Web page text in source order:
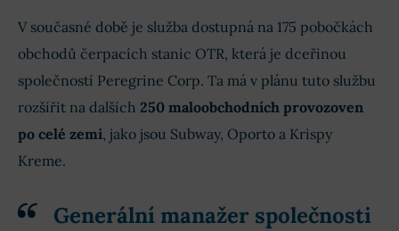
V současné době je služba dostupná na 175 pobočkách
obchodů čerpacích stanic OTR, která je dceřinou
společností Peregrine Corp. Ta má v plánu tuto službu
rozšířit na dalších 250 maloobchodních provozoven
po celé zemi, jako jsou Subway, Oporto a Krispy
Kreme.
Generální manažer společnosti